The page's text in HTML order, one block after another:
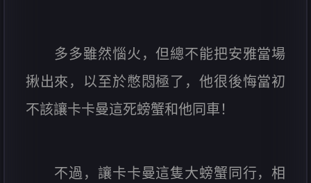
多多雖然惱火，但總不能把安雅當場
揪出來，以至於憋悶極了，他很後悔當初
不該讓卡卡曼這死螃蟹和他同車！
不過，讓卡卡曼這隻大螃蟹同行，相